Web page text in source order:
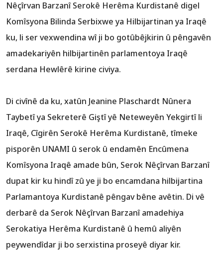
Nêçîrvan Barzanî Serokê Herêma Kurdistanê digel
Komîsyona Bilinda Serbixwe ya Hilbijartinan ya Iraqê
ku, li ser vexwendina wî ji bo gotûbêjkirin û pêngavên
amadekariyên hilbijartinên parlamentoya Iraqê
serdana Hewlêrê kirine civiya.
Di civînê da ku, xatûn Jeanine Plaschardt Nûnera
Taybetî ya Sekreterê Giştî yê Neteweyên Yekgirtî li
Iraqê, Cîgirên Serokê Herêma Kurdistanê, tîmeke
pisporên UNAMI û serok û endamên Encûmena
Komîsyona Iraqê amade bûn, Serok Nêçîrvan Barzanî
dupat kir ku hindî zû ye ji bo encamdana hilbijartina
Parlamantoya Kurdistanê pêngav bêne avêtin. Di vê
derbarê da Serok Nêçîrvan Barzanî amadehiya
Serokatiya Herêma Kurdistanê û hemû aliyên
peywendîdar ji bo serxistina proseyê diyar kir.